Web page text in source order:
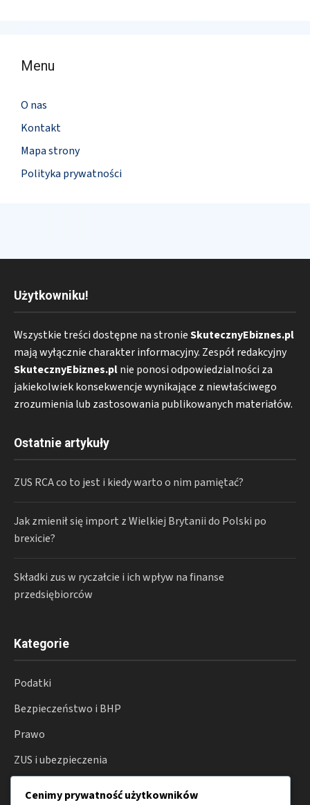
Menu
O nas
Kontakt
Mapa strony
Polityka prywatności
Użytkowniku!
Wszystkie treści dostępne na stronieSkutecznyEbiznes.pl
mają wyłącznie charakter informacyjny. Zespół redakcyjny
SkutecznyEbiznes.plnie ponosi odpowiedzialności za
jakiekolwiek konsekwencje wynikające z niewłaściwego
zrozumienia lub zastosowania publikowanych materiałów.
Ostatnie artykuły
ZUS RCA co to jest i kiedy warto o nim pamiętać?
Jak zmienił się import z Wielkiej Brytanii do Polski po
brexicie?
Składki zus w ryczałcie i ich wpływ na finanse
przedsiębiorców
Kategorie
Podatki
Bezpieczeństwo i BHP
Prawo
ZUS i ubezpieczenia
Cenimy prywatność użytkowników